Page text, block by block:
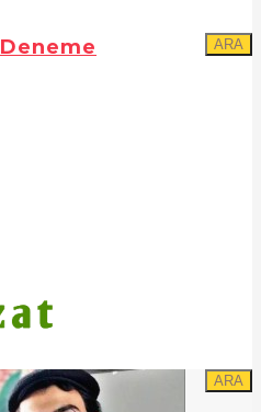
ARA
Deneme
ARA